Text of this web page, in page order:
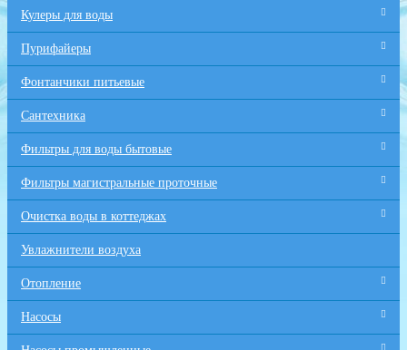
Кулеры для воды
Пурифайеры
Фонтанчики питьевые
Сантехника
Фильтры для воды бытовые
Фильтры магистральные проточные
Очистка воды в коттеджах
Увлажнители воздуха
Отопление
Насосы